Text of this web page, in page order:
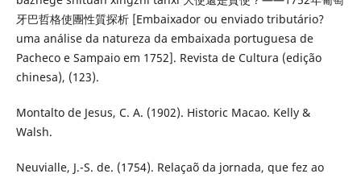
牙巴哲格使團性質探析 [Embaixador ou enviado tributário?
uma análise da natureza da embaixada portuguesa de
Pacheco e Sampaio em 1752]. Revista de Cultura (edição
chinesa), (123).
Montalto de Jesus, C. A. (1902). Historic Macao. Kelly &
Walsh.
Neuvialle, J.-S. de. (1754). Relaçaõ da jornada, que fez ao